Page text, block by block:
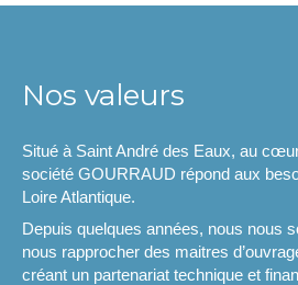
Nos valeurs
Situé à Saint André des Eaux, au
société GOURRAUD répond aux
Loire Atlantique.
Depuis quelques années, nous nous
nous rapprocher des maitres
créant un partenariat technique et